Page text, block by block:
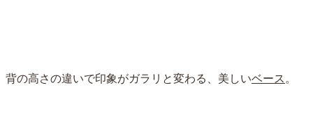
背の高さの違いで印象がガラリと変わる、美しいベース 。